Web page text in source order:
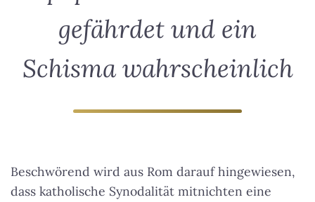
gefährdet und ein
Schisma wahrscheinlich
Beschwörend wird aus Rom darauf hingewiesen,
dass katholische Synodalität mitnichten eine